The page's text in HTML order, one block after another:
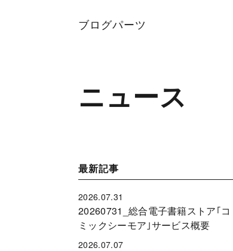
ブログパーツ
ニュース
最新記事
2026.07.31
20260731_総合電子書籍ストア｢コ
ミックシーモア｣サービス概要
2026.07.07